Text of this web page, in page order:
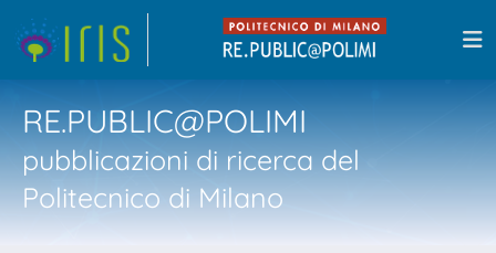
RE.PUBLIC@POLIMI
pubblicazioni di ricerca del
Politecnico di Milano